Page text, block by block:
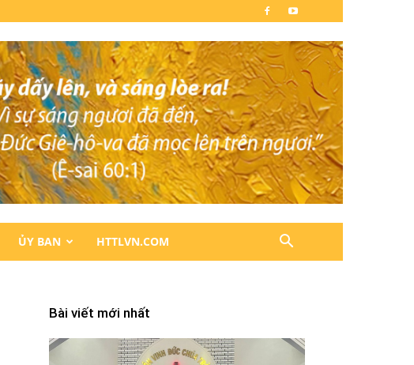
ỦY BAN HTTLVN.COM
Bài viết mới nhất